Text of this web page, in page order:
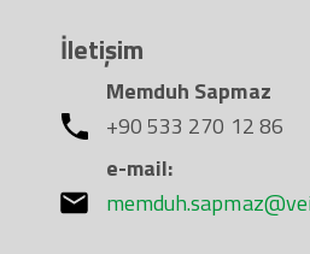
İletişim
Memduh Sapmaz
+90 533 270 12 86
e-mail: